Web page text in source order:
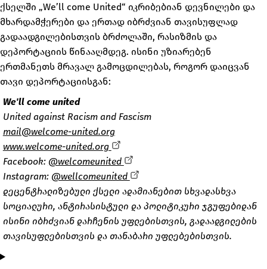
ქსელში „We’ll come United“ იკრიბებიან დევნილები და
მხარდამჭერები და ერთად იბრძვიან თავისუფლად
გადაადგილებისთვის ბრძოლაში, რასიზმის და
დეპორტაციის წინააღმდეგ. ისინი უზიარებენ
ერთმანეთს მრავალ გამოცდილებას, როგორ დაიცვან
თავი დეპორტაციისგან:
We'll come united
United against Racism and Fascism
mail@welcome-united.org
www.welcome-united.org
Facebook: @welcomeunited
Instagram: @wellcomeunited
დეცენტრალიზებული ქსელი ადამიანებით სხვადასხვა
სოციალური, ანტირასისტული და პოლიტიკური ჯგუფებიდან
ისინი იბრძვიან დარჩენის უფლებისთვის, გადაადგილების
თავისუფლებისთვის და თანაბარი უფლებებისთვის.